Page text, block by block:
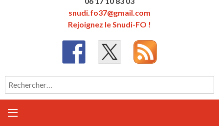
snudi.fo37@gmail.com
Rejoignez le Snudi-FO !
Rechercher :